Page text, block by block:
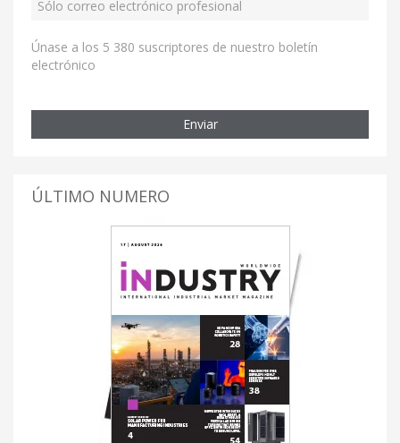
Únase a los 5 380 suscriptores de nuestro boletín
electrónico
Enviar
ÚLTIMO NUMERO